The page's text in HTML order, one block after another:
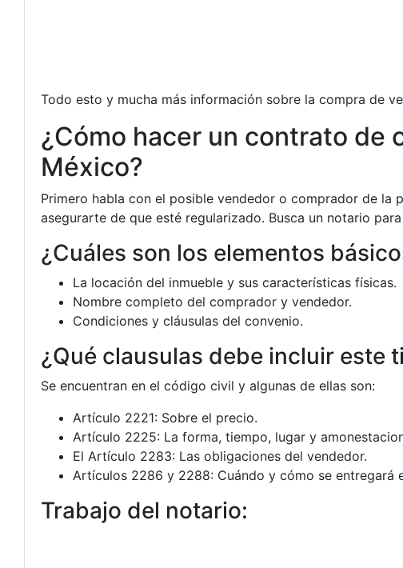
Todo esto y mucha más información sobre la compra de
¿Cómo hacer un contrato de
México?
Primero habla con el posible vendedor o comprador de la
asegurarte de que esté regularizado. Busca un notario
¿Cuáles son los elementos
La locación del inmueble y sus características físicas.
Nombre completo del comprador y vendedor.
Condiciones y cláusulas del convenio.
¿Qué clausulas debe incluir este
Se encuentran en el código civil y algunas de ellas son:
Artículo 2221: Sobre el precio.
Artículo 2225: La forma, tiempo, lugar y
El Artículo 2283: Las obligaciones del vendedor.
Artículos 2286 y 2288: Cuándo y cómo se entregará
Trabajo del notario: